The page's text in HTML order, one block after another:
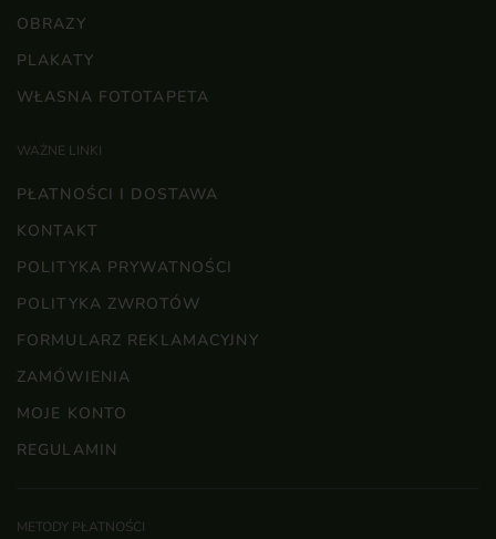
OBRAZY
PLAKATY
WŁASNA FOTOTAPETA
WAŻNE LINKI
PŁATNOŚCI I DOSTAWA
KONTAKT
POLITYKA PRYWATNOŚCI
POLITYKA ZWROTÓW
FORMULARZ REKLAMACYJNY
ZAMÓWIENIA
MOJE KONTO
REGULAMIN
METODY PŁATNOŚCI